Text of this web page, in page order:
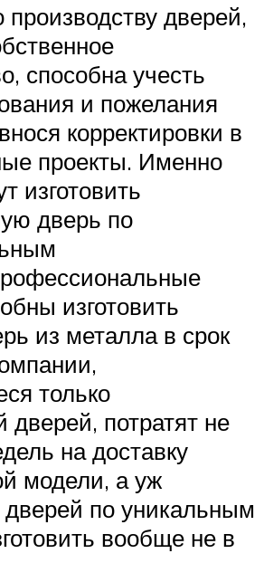
дверей,
способна учесть
и пожелания
корректировки в
проекты. Именно
изготовить
дверь по
изготовить
из металла в срок
только
дверей, потратят не
на доставку
модели, а уж
дверей по уникальным
вообще не в